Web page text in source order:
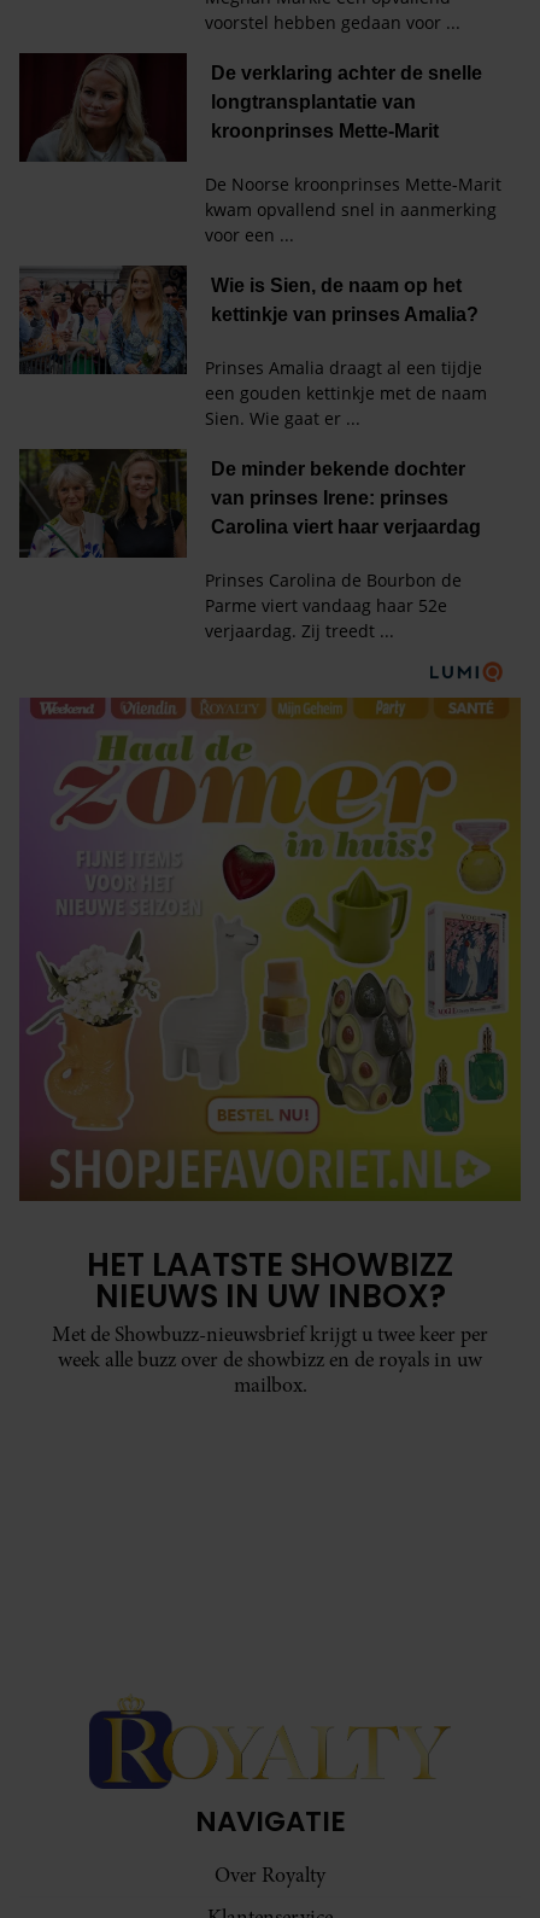
HET LAATSTE SHOWBIZZ
NIEUWS IN UW INBOX?
Met de Showbuzz-nieuwsbrief krijgt u twee keer per
week alle buzz over de showbizz en de royals in uw
mailbox.
NAVIGATIE
Over Royalty